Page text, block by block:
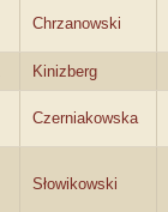
Chrzanowski
Kinizberg
Czerniakowska
Słowikowski